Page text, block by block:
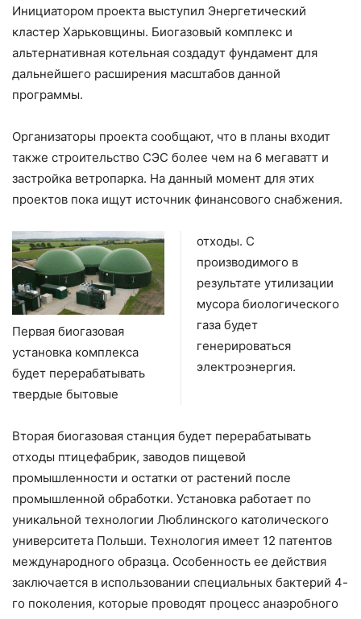
Инициатором проекта выступил Энергетический
кластер Харьковщины. Биогазовый комплекс и
альтернативная котельная создадут фундамент для
дальнейшего расширения масштабов данной
программы.
Организаторы проекта сообщают, что в планы входит
также строительство СЭС более чем на 6 мегаватт и
застройка ветропарка. На данный момент для этих
проектов пока ищут источник финансового снабжения.
Первая биогазовая
установка комплекса
будет перерабатывать
твердые бытовые
отходы. С
производимого в
результате утилизации
мусора биологического
газа будет
генерироваться
электроэнергия.
Вторая биогазовая станция будет перерабатывать
отходы птицефабрик, заводов пищевой
промышленности и остатки от растений после
промышленной обработки. Установка работает по
уникальной технологии Люблинского католического
университета Польши. Технология имеет 12 патентов
международного образца. Особенность ее действия
заключается в использовании специальных бактерий 4-
го поколения, которые проводят процесс анаэробного